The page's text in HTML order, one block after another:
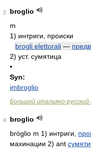
3
broglio
m
1) интриги, происки
brogli elettorali —
2) уст. сумятица
•
Syn:
imbroglio
Большой итальяно-русский
4
broglio
bròglio m 1) интриги,
махинации 2) ant